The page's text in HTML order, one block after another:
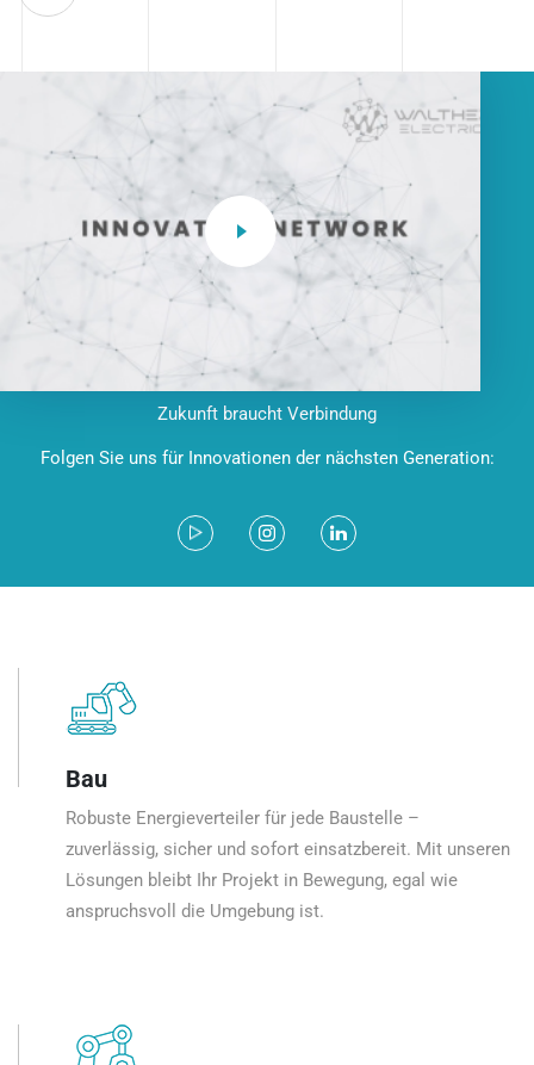
Zukunft braucht Verbindung
Folgen Sie uns für Innovationen der nächsten Generation:
Bau
Robuste Energieverteiler für jede Baustelle –
zuverlässig, sicher und sofort einsatzbereit. Mit unseren
Lösungen bleibt Ihr Projekt in Bewegung, egal wie
anspruchsvoll die Umgebung ist.